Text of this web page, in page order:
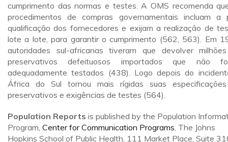
cumprimento das normas e testes. A OMS recomenda
procedimentos de compras governamentais incluam a
qualificação dos fornecedores e exijam a realização de
lote a lote, para garantir o cumprimento (562, 563). Em
autoridades sul-africanas tiveram que devolver
preservativos defeituosos importados que não
adequadamente testados (438). Logo depois do
África do Sul tornou mais rígidas suas
preservativos e exigências de testes (564).
Population Reports is published by the Population
Program, Center for Communication Programs, The Johns
Hopkins School of Public Health, 111 Market Place, Suite